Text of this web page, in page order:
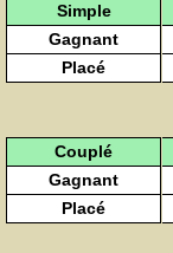
Simple
Gagnant
Placé
Couplé
Gagnant
Placé